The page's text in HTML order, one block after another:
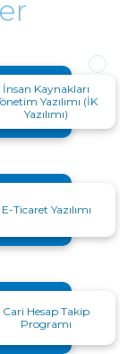
İnsan Kaynakları
Yazılımı (İK
Yazılımı)
E-Ticaret Yazılımı
Cari Hesap Takip
Programı